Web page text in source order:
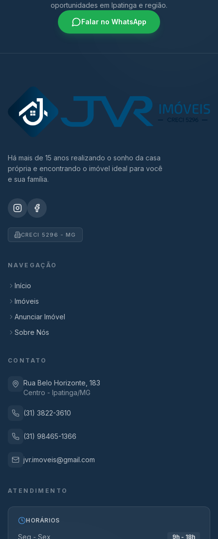
oportunidades em Ipatinga e região.
Falar no WhatsApp
Há mais de 15 anos realizando o sonho da casa
própria e encontrando o imóvel ideal para você
e sua família.
CRECI 5296 - MG
NAVEGAÇÃO
Início
Imóveis
Anunciar Imóvel
Sobre Nós
CONTATO
Rua Belo Horizonte, 183
Centro - Ipatinga/MG
(31) 3822-3610
(31) 98465-1366
jvr.imoveis@gmail.com
ATENDIMENTO
HORÁRIOS
Seg - Sex 9h - 18h